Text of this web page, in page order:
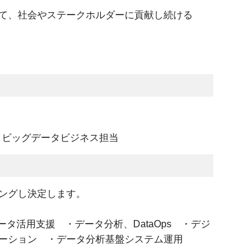
、社会やステークホルダーに貢献し続ける
ッグデータビジネス担当
グし決定します。
タ活用支援 ・データ分析、DataOps ・デジ
ション ・データ分析基盤システム運用